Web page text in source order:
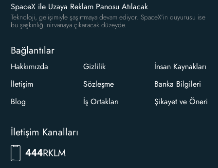
SpaceX ile Uzaya Reklam Panosu Atılacak
Teknoloji, gelişimiyle şaşırtmaya devam ediyor. SpaceX'in duyurusu ise
bu şaşkınlığı nirvanaya çıkaracak düzeyde.
Bağlantılar
Hakkımızda
İletişim
Blog
Gizlilik
Sözleşme
İş Ortakları
İnsan Kaynakları
Banka Bilgileri
Şikayet ve Öneri
İletişim Kanalları
444RKLM